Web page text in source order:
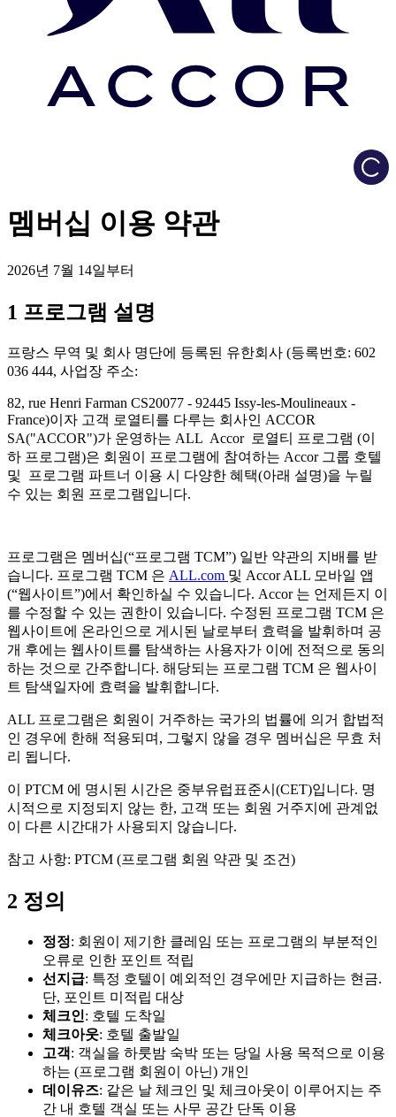
멤버십 이용 약관
2026년 7월 14일부터
1 프로그램 설명
프랑스 무역 및 회사 명단에 등록된 유한회사 (등록번호: 602
036 444, 사업장 주소:
82, rue Henri Farman CS20077 - 92445 Issy-les-Moulineaux -
France)이자 고객 로열티를 다루는 회사인 ACCOR
SA("ACCOR")가 운영하는 ALL Accor 로열티 프로그램 (이
하 프로그램)은 회원이 프로그램에 참여하는 Accor 그룹 호텔
및 프로그램 파트너 이용 시 다양한 혜택(아래 설명)을 누릴
수 있는 회원 프로그램입니다.
프로그램은 멤버십(“프로그램 TCM”) 일반 약관의 지배를 받
습니다. 프로그램 TCM 은 ALL.com 및 Accor ALL 모바일 앱
(“웹사이트”)에서 확인하실 수 있습니다. Accor 는 언제든지 이
를 수정할 수 있는 권한이 있습니다. 수정된 프로그램 TCM 은
웹사이트에 온라인으로 게시된 날로부터 효력을 발휘하며 공
개 후에는 웹사이트를 탐색하는 사용자가 이에 전적으로 동의
하는 것으로 간주합니다. 해당되는 프로그램 TCM 은 웹사이
트 탐색일자에 효력을 발휘합니다.
ALL 프로그램은 회원이 거주하는 국가의 법률에 의거 합법적
인 경우에 한해 적용되며, 그렇지 않을 경우 멤버십은 무효 처
리 됩니다.
이 PTCM 에 명시된 시간은 중부유럽표준시(CET)입니다. 명
시적으로 지정되지 않는 한, 고객 또는 회원 거주지에 관계없
이 다른 시간대가 사용되지 않습니다.
참고 사항: PTCM (프로그램 회원 약관 및 조건)
2 정의
정정: 회원이 제기한 클레임 또는 프로그램의 부분적인
오류로 인한 포인트 적립
선지급: 특정 호텔이 예외적인 경우에만 지급하는 현금.
단, 포인트 미적립 대상
체크인: 호텔 도착일
체크아웃: 호텔 출발일
고객: 객실을 하룻밤 숙박 또는 당일 사용 목적으로 이용
하는 (프로그램 회원이 아닌) 개인
데이유즈: 같은 날 체크인 및 체크아웃이 이루어지는 주
간 내 호텔 객실 또는 사무 공간 단독 이용